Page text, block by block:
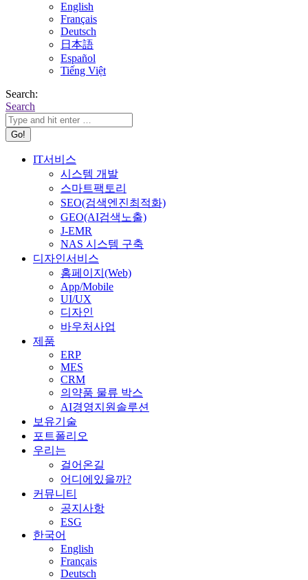
English
Français
Deutsch
日本語
Español
Tiếng Việt
Search:
Search
IT서비스
시스템 개발
스마트팩토리
SEO(검색엔진최적화)
GEO(AI검색노출)
J-EMR
NAS 시스템 구축
디자인서비스
홈페이지(Web)
App/Mobile
UI/UX
디자인
바우처사업
제품
ERP
MES
CRM
의약품 물류 박스
AI경영지원솔루션
보유기술
포트폴리오
우리는
걸어온길
어디에있을까?
커뮤니티
공지사항
ESG
한국어
English
Français
Deutsch